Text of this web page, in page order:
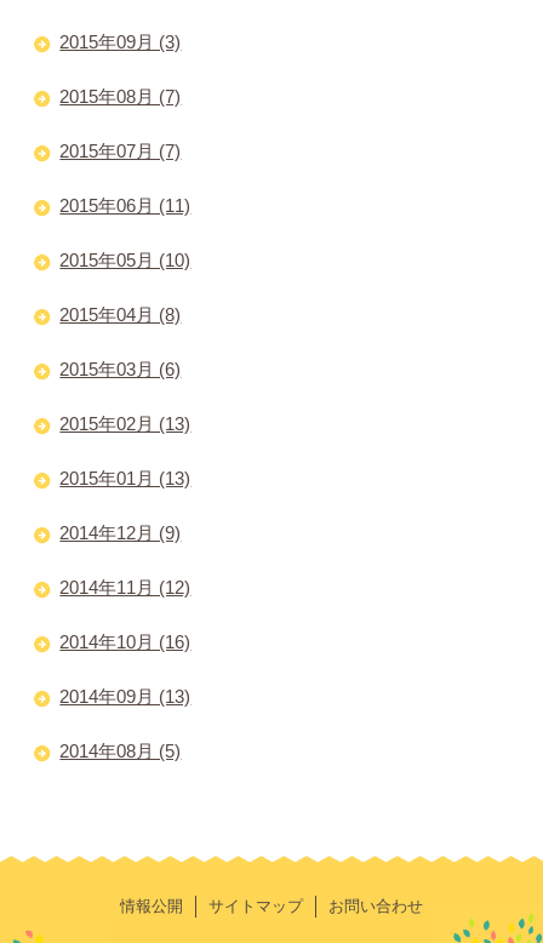
2015年09月 (3)
2015年08月 (7)
2015年07月 (7)
2015年06月 (11)
2015年05月 (10)
2015年04月 (8)
2015年03月 (6)
2015年02月 (13)
2015年01月 (13)
2014年12月 (9)
2014年11月 (12)
2014年10月 (16)
2014年09月 (13)
2014年08月 (5)
情報公開 サイトマップ お問い合わせ